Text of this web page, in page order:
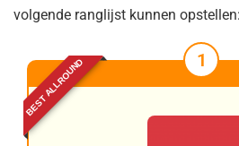
volgende ranglijst kunnen opstellen:
BEST ALLROUND 1